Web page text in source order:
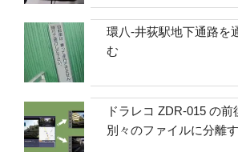
環八-井荻駅地下通路を
む
ドラレコ ZDR-015 の
別々のファイルに分離